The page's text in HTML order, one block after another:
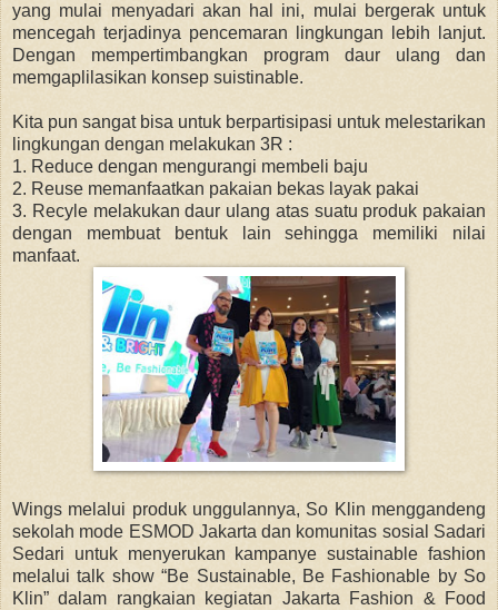
yang mulai menyadari akan hal ini, mulai bergerak untuk
mencegah terjadinya pencemaran lingkungan lebih lanjut.
Dengan mempertimbangkan program daur ulang dan
memgaplilasikan konsep suistinable.
Kita pun sangat bisa untuk berpartisipasi untuk melestarikan
lingkungan dengan melakukan 3R :
1. Reduce dengan mengurangi membeli baju
2. Reuse memanfaatkan pakaian bekas layak pakai
3. Recyle melakukan daur ulang atas suatu produk pakaian
dengan membuat bentuk lain sehingga memiliki nilai
manfaat.
Wings melalui produk unggulannya, So Klin menggandeng
sekolah mode ESMOD Jakarta dan komunitas sosial Sadari
Sedari untuk menyerukan kampanye sustainable fashion
melalui talk show “Be Sustainable, Be Fashionable by So
Klin” dalam rangkaian kegiatan Jakarta Fashion & Food